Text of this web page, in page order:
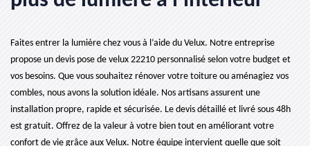
Faites entrer la lumière chez vous à l’aide du Velux. Notre entreprise
propose un devis pose de velux 22210 personnalisé selon votre budget et
vos besoins. Que vous souhaitez rénover votre toiture ou aménagiez vos
combles, nous avons la solution idéale. Nos artisans assurent une
installation propre, rapide et sécurisée. Le devis détaillé et livré sous 48h
est gratuit. Offrez de la valeur à votre bien tout en améliorant votre
confort de vie grâce aux Velux. Notre équipe intervient quelle que soit